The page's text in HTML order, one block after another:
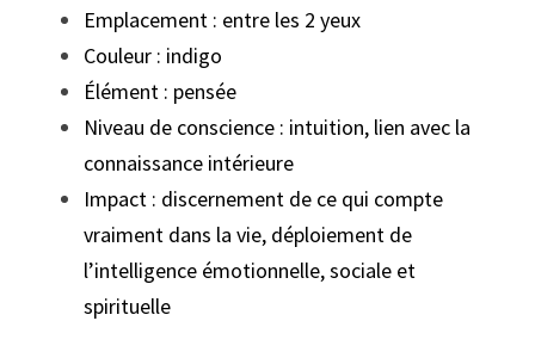
Emplacement : entre les 2 yeux
Couleur : indigo
Élément : pensée
Niveau de conscience : intuition, lien avec la
connaissance intérieure
Impact : discernement de ce qui compte
vraiment dans la vie, déploiement de
l’intelligence émotionnelle, sociale et
spirituelle